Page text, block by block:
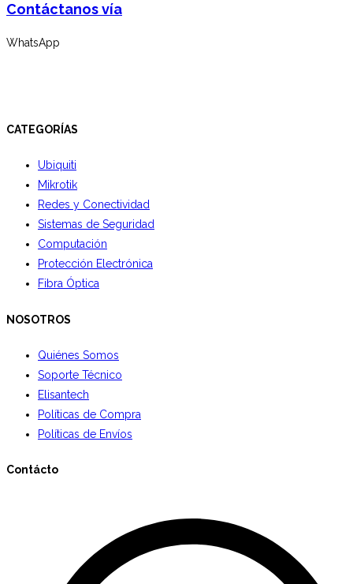
Contáctanos vía
WhatsApp
CATEGORÍAS
Ubiquiti
Mikrotik
Redes y Conectividad
Sistemas de Seguridad
Computación
Protección Electrónica
Fibra Óptica
NOSOTROS
Quiénes Somos
Soporte Técnico
Elisantech
Políticas de Compra
Políticas de Envíos
Contácto